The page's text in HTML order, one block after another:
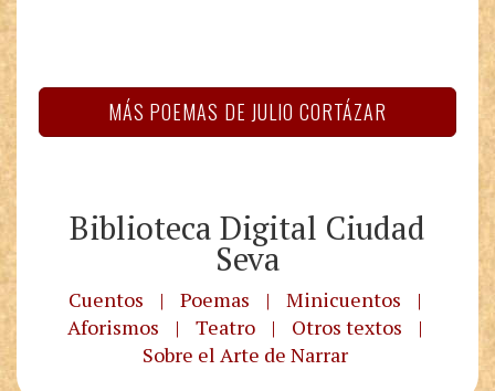
MÁS POEMAS DE JULIO CORTÁZAR
Biblioteca Digital Ciudad
Seva
Cuentos | Poemas | Minicuentos
|
Aforismos
| Teatro | Otros textos
|
Sobre el Arte de Narrar